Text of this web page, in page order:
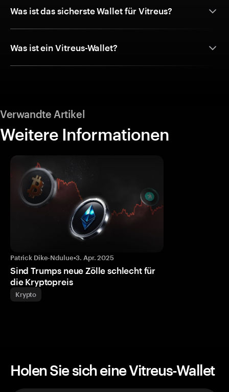
Was ist das sicherste Wallet für Vitreus?
Was ist ein Vitreus-Wallet?
Verwandte Artikel
Weitere Informationen
Patrick Dike-Ndulue•3. Apr. 2025
Sind Trumps neue Zölle schlecht für
die Kryptopreis
Krypto
Holen Sie sich eine Vitreus-Wallet